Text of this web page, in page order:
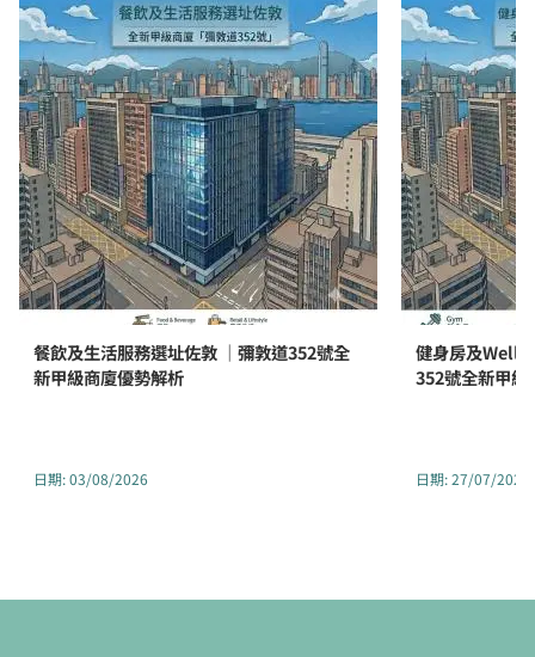
餐飲及生活服務選址佐敦 ｜彌敦道352號全
新甲級商廈優勢解析
日期:03/08/2026
健身房及
352號全新甲級
日期:27/07/2026